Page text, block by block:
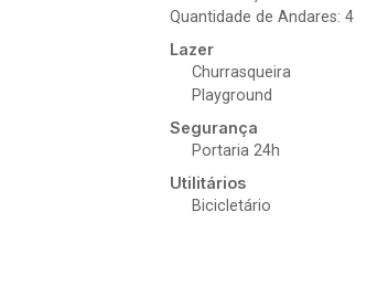
Quantidade de Andares: 4
Lazer
Churrasqueira
Playground
Segurança
Portaria 24h
Utilitários
Bicicletário